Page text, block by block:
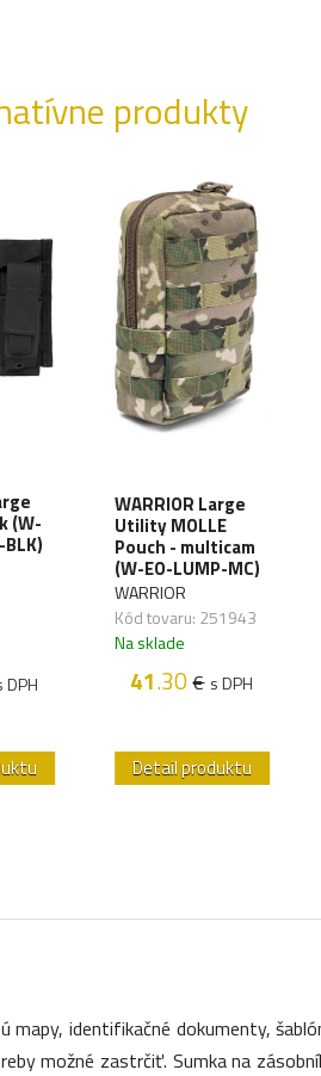
produkty
(W-
DPH
WARRIOR Large
Utility MOLLE
Pouch - multicam
(W-EO-LUMP-MC)
WARRIOR
Kód tovaru: 251943
Na sklade
41.30€ s DPH
Detail produktu
identifikačné dokumenty,
možné zastrčiť. Sumka na